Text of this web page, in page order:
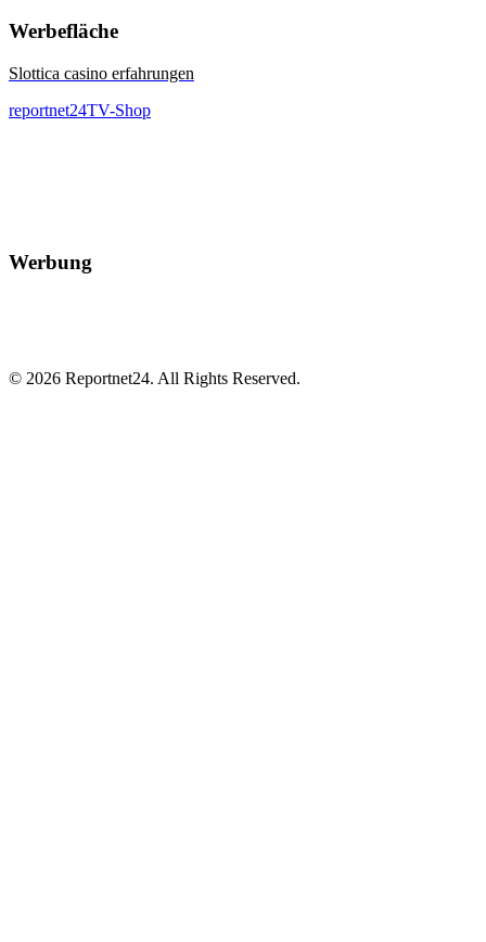
Werbefläche
Slottica casino erfahrungen
reportnet24TV-Shop
Werbung
© 2026 Reportnet24. All Rights Reserved.